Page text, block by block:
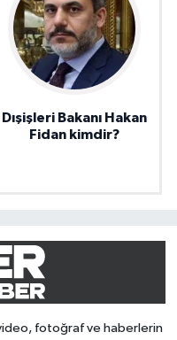
Dışişleri Bakanı Hakan
Fidan kimdir?
fotoğraf ve haberlerin